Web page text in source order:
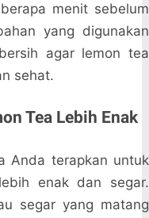
menit sebelum
yang digunakan
agar lemon tea
sehat.
Tea Lebih Enak
Anda terapkan untuk
enak dan segar.
segar yang matang